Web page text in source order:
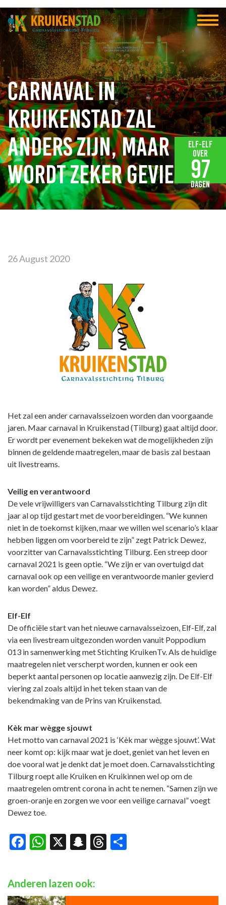
Carnaval in
Kruikenstad zal
anders zijn, maar
wordt zeker gevierd
26 August 2020
Het zal een ander carnavalsseizoen worden dan voorgaande
jaren. Maar carnaval in Kruikenstad (Tilburg) gaat altijd door.
Er wordt per evenement bekeken wat de mogelijkheden zijn
binnen de geldende maatregelen, maar de basis zal bestaan
uit livestreams.
Veilig en verantwoord
De vele vrijwilligers van Carnavalsstichting Tilburg zijn dit
jaar al op tijd gestart met de voorbereidingen. “We kunnen
niet in de toekomst kijken, maar we willen wel scenario’s klaar
hebben liggen om voorbereid te zijn” zegt Patrick Dewez,
voorzitter van Carnavalsstichting Tilburg. Een streep door
carnaval 2021 is geen optie. “We zijn er van overtuigd dat
carnaval ook op een veilige en verantwoorde manier gevierd
kan worden” aldus Dewez.
Elf-Elf
De officiële start van het nieuwe carnavalsseizoen, Elf-Elf, zal
via een livestream uitgezonden worden vanuit Poppodium
013 in samenwerking met Stichting KruikenTv. Als de huidige
maatregelen niet verscherpt worden, kunnen er ook een
beperkt aantal personen op locatie aanwezig zijn. De Elf-Elf
viering zal zoals altijd in het teken staan van de
bekendmaking van de Prins van Kruikenstad.
Kèk mar wègge sjouwt
Het motto van carnaval 2021 is ‘Kèk mar wègge sjouwt’. Wat
neer komt op: kijk maar wat je doet, geniet van het leven en
doe vooral wat je denkt dat je moet doen. Carnavalsstichting
Tilburg roept alle Kruiken en Kruikinnen wel op om de
maatregelen omtrent corona in acht te nemen. “Samen zijn we
groen-oranje en zorgen we voor een veilige carnaval” voegt
Dewez toe.
Facebook
WhatsApp
X Snapchat
Threads
Anderen lazen ook:
Elf-elf
over
97
dagen